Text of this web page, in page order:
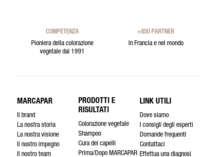
COMPETENZA
Pioniera della colorazione
vegetale dal 1991
+850 PARTNER
In Francia e nel mondo
MARCAPAR
Il brand
La nostra storia
La nostra visione
Il nostro impegno
Il nostro team
PRODOTTI E
RISULTATI
Colorazione vegetale
Shampoo
Cura dei capelli
Prima/Dopo MARCAPAR
LINK UTILI
Dove siamo
I consigli degli esperti
Domande frequenti
Contattaci
Effettua una diagnosi